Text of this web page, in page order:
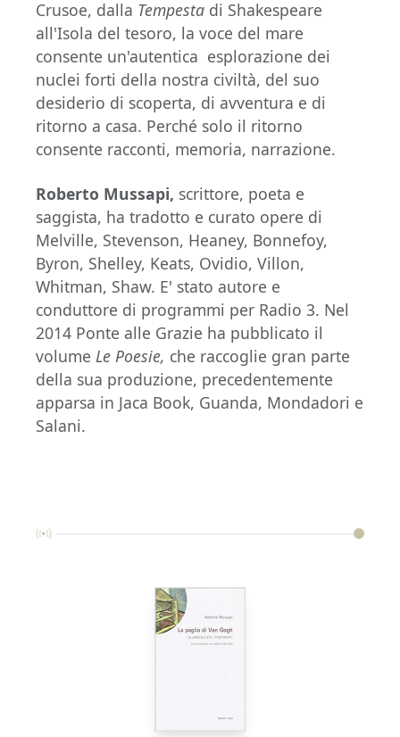
Crusoe, dalla Tempesta di Shakespeare
all'Isola del tesoro, la voce del mare
consente un'autentica esplorazione dei
nuclei forti della nostra civiltà, del suo
desiderio di scoperta, di avventura e di
ritorno a casa. Perché solo il ritorno
consente racconti, memoria, narrazione.
Roberto Mussapi, scrittore, poeta e
saggista, ha tradotto e curato opere di
Melville, Stevenson, Heaney, Bonnefoy,
Byron, Shelley, Keats, Ovidio, Villon,
Whitman, Shaw. E' stato autore e
conduttore di programmi per Radio 3. Nel
2014 Ponte alle Grazie ha pubblicato il
volume Le Poesie, che raccoglie gran parte
della sua produzione, precedentemente
apparsa in Jaca Book, Guanda, Mondadori e
Salani.